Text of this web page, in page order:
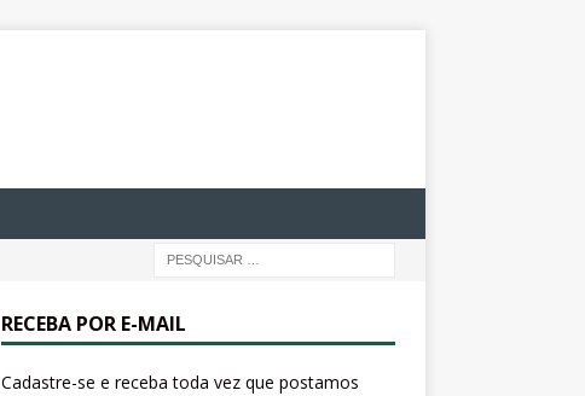
RECEBA POR E-MAIL
Cadastre-se e receba toda vez que postamos